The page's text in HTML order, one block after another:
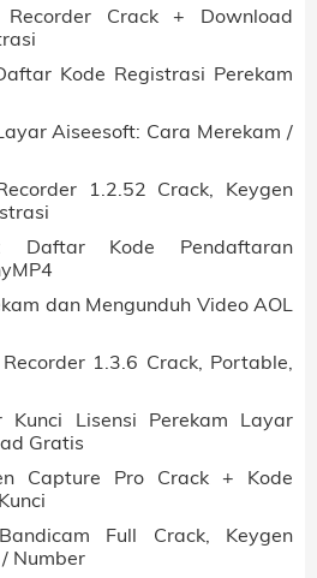
Recorder Crack + Download
Kode Registrasi Perekam
Aiseesoft: Cara Merekam /
1.2.52 Crack, Keygen
Daftar Kode Pendaftaran
dan Mengunduh Video AOL
1.3.6 Crack, Portable,
Kunci Lisensi Perekam Layar
Gratis
Capture Pro Crack + Kode
Full Crack, Keygen
Number